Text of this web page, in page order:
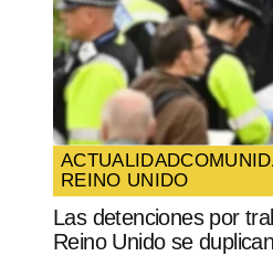
Your E-mail
Guarda mi nombre,
web en este
vez que comente.
SUBMIT COMMENT
ACTUALIDAD
REINO UNIDO
Las detenciones por
Reino Unido se duplican